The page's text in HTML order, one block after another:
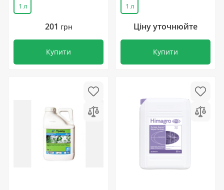
1 л
201 грн
Купити
1 л
Ціну уточнюйте
Купити